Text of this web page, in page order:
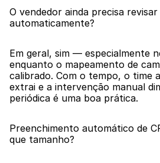
O vendedor ainda precisa
automaticamente?
Em geral, sim — especialmente
enquanto o mapeamento de
calibrado. Com o tempo, o time
extrai e a intervenção manual
periódica é uma boa prática.
Preenchimento automático de
que tamanho?